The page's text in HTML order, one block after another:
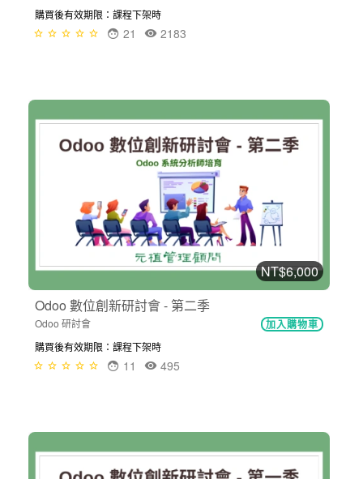
購買後有效期限：課程下架時
2183
21
NT$6,000
Odoo 數位創新研討會 - 第二季
Odoo 研討會 加入購物車
購買後有效期限：課程下架時
495
11